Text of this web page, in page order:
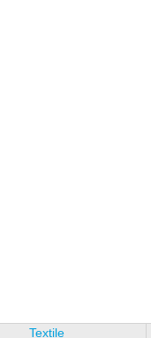
Textile